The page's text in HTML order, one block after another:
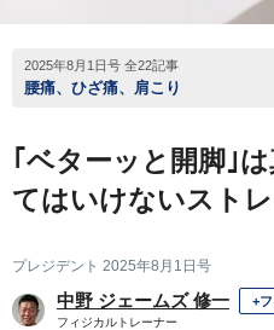
2025年8月1日号 全22記事
腰痛、ひざ痛、肩こり
｢ベターッと開脚｣
てはいけないスト
プレジデント 2025年8月1日号
中野 ジェームズ 修一 +
フィジカルトレーナー